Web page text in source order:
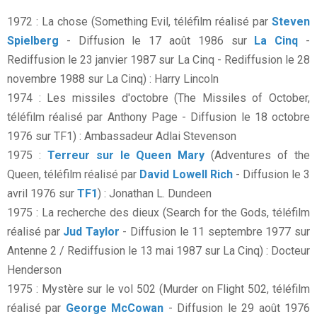
1972 : La chose (Something Evil, téléfilm réalisé par Steven
Spielberg - Diffusion le 17 août 1986 sur La Cinq -
Rediffusion le 23 janvier 1987 sur La Cinq - Rediffusion le 28
novembre 1988 sur La Cinq) : Harry Lincoln
1974 : Les missiles d'octobre (The Missiles of October,
téléfilm réalisé par Anthony Page - Diffusion le 18 octobre
1976 sur TF1) : Ambassadeur Adlai Stevenson
1975 : Terreur sur le Queen Mary (Adventures of the
Queen, téléfilm réalisé par David Lowell Rich- Diffusion le 3
avril 1976 sur TF1) : Jonathan L. Dundeen
1975 : La recherche des dieux (Search for the Gods, téléfilm
réalisé par Jud Taylor - Diffusion le 11 septembre 1977 sur
Antenne 2 / Rediffusion le 13 mai 1987 sur La Cinq) : Docteur
Henderson
1975 : Mystère sur le vol 502 (Murder on Flight 502, téléfilm
réalisé par George McCowan - Diffusion le 29 août 1976